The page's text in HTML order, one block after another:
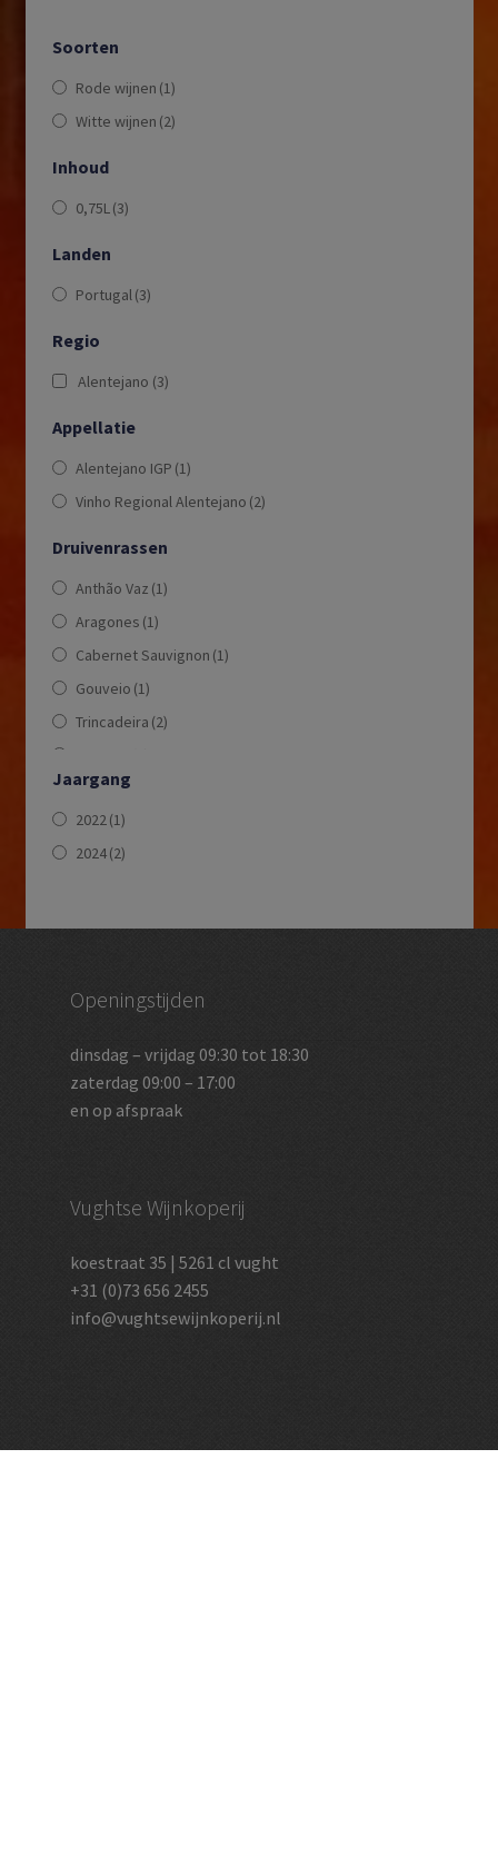
Soorten
Rode wijnen (1)
Witte wijnen (2)
Inhoud
0,75L(3)
Landen
Portugal(3)
Regio
Alentejano (3)
Appellatie
Alentejano IGP (1)
Vinho Regional Alentejano (2)
Druivenrassen
Anthão Vaz (1)
Aragones (1)
Cabernet Sauvignon (1)
Gouveio (1)
Trincadeira (2)
Jaargang
2022(1)
2024(2)
Openingstijden
dinsdag – vrijdag 09:30 tot 18:30
zaterdag 09:00 – 17:00
en op afspraak
Vughtse Wijnkoperij
koestraat 35 | 5261 cl vught
+31 (0)73 656 2455
info@vughtsewijnkoperij.nl